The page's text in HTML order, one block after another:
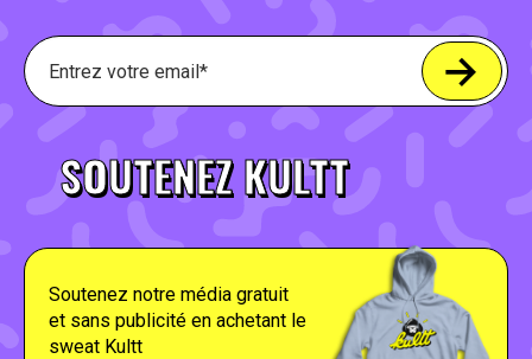
SOUTENEZ KULTT
Soutenez notre média gratuit
et sans publicité en achetant le
sweat Kultt